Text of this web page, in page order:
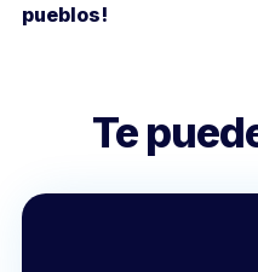
pueblos!
Te